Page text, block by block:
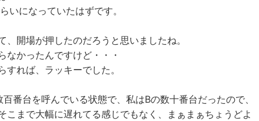
いになっていたはずです。
、開場が押したのだろうと思いましたね。
なかったんですけど・・・
すれば、ラッキーでした。
番台を呼んでいる状態で、私はBの数十番台だったので、
こまで大幅に遅れてる感じでもなく、まぁまぁちょうどよ